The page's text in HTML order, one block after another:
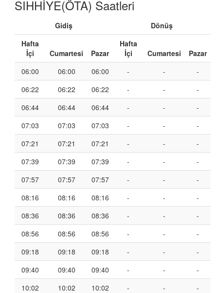
SIHHİYE(ÖTA) Saatleri
Gidiş
Dönüş
Hafta
İçi
Cumartesi Pazar
Hafta
İçi
Cumartesi
Pazar
06:00
06:00 06:00 - -
-
06:22
06:22 06:22 - -
-
06:44
06:44 06:44 - -
-
07:03
07:03 07:03 - -
-
07:21
07:21 07:21 - -
-
07:39
07:39 07:39 - -
-
07:57
07:57 07:57 - -
-
08:16
08:16 08:16 - -
-
08:36
08:36 08:36 - -
-
08:56
08:56 08:56 - -
-
09:18
09:18 09:18 - -
-
09:40
09:40 09:40 - -
-
10:02
10:02 10:02 - -
-